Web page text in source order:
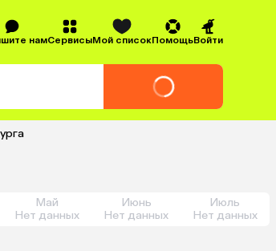
намСервисыМой списокПомощьВойти
Май
Нет данных
Июнь
Нет данных
Июль
Нет данных